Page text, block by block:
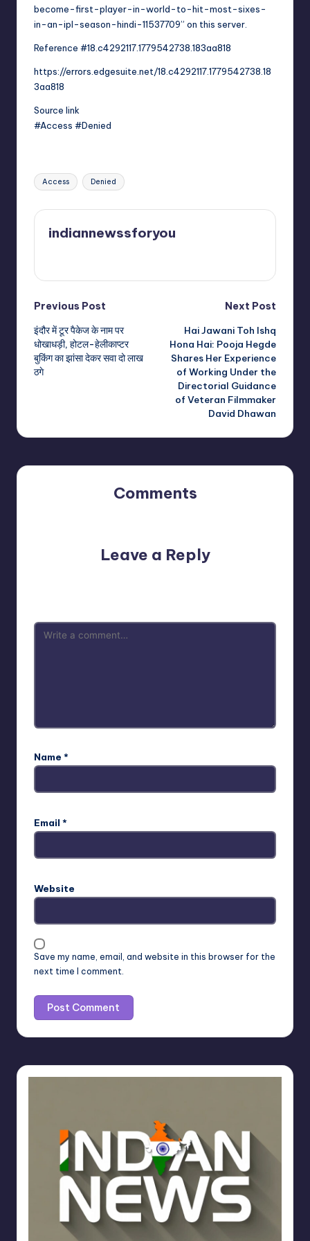
become-first-player-in-world-to-hit-most-sixes-
in-an-ipl-season-hindi-11537709” on this server.
Reference #18.c4292117.1779542738.183aa818
https://errors.edgesuite.net/18.c4292117.1779542738.18
3aa818
Source link
#Access #Denied
Tags:
Access Denied
indiannewssforyou
Post
navigation
Previous Post
इंदौर में टूर पैकेज के नाम पर
धोखाधड़ी, होटल-हेलीकाप्टर
बुकिंग का झांसा देकर सवा दो लाख
ठगे
Next Post
Hai Jawani Toh Ishq
Hona Hai: Pooja Hegde
Shares Her Experience
of Working Under the
Directorial Guidance
of Veteran Filmmaker
David Dhawan
Comments
Leave a Reply
Name *
Email *
Website
Save my name, email, and website in this browser for the
next time I comment.